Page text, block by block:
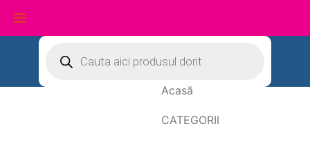
conținut
search
Acasă
CATEGORII